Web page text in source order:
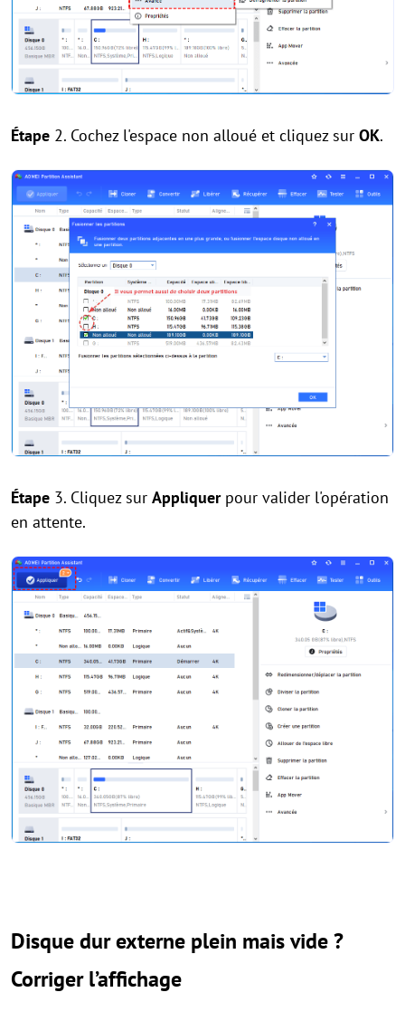
Étape 2. Cochez l'espace non alloué et cliquez sur OK.
Étape 3. Cliquez sur Appliquerpour valider l'opération
en attente.
Disque dur externe plein mais vide ?
Corriger l’affichage